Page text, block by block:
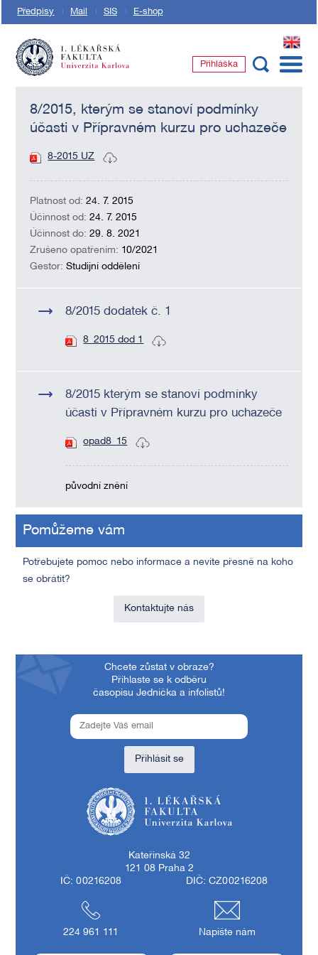
Předpisy Mail SIS E-shop
EN
Přihláška
8/2015, kterým se stanoví podmínky
účasti v Přípravném kurzu pro uchazeče
8-2015 UZ
Platnost od:24. 7. 2015
Účinnost od:24. 7. 2015
Účinnost do:29. 8. 2021
Zrušeno opatřením: 10/2021
Gestor:Studijní oddělení
8/2015 dodatek č. 1
8_2015 dod 1
8/2015 kterým se stanoví podmínky
účasti v Přípravném kurzu pro uchazeče
opad8_15
původní znění
Pomůžeme vám
Potřebujete pomoc nebo informace a nevíte přesně na koho
se obrátit?
Kontaktujte nás
Chcete zůstat v obraze?
Přihlaste se k odběru
časopisu Jednička a infolistů!
Přihlásit se
Kateřinská 32
121 08 Praha 2
IČ: 00216208
DIČ: CZ00216208
224 961 111 Napište nám